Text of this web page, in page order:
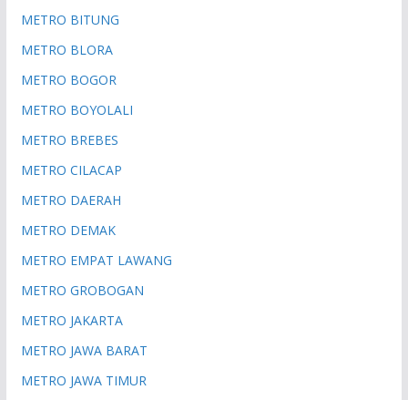
METRO BITUNG
METRO BLORA
METRO BOGOR
METRO BOYOLALI
METRO BREBES
METRO CILACAP
METRO DAERAH
METRO DEMAK
METRO EMPAT LAWANG
METRO GROBOGAN
METRO JAKARTA
METRO JAWA BARAT
METRO JAWA TIMUR